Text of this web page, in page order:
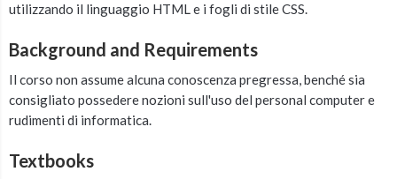
utilizzando il linguaggio HTML e i fogli di stile CSS.
Background and Requirements
Il corso non assume alcuna conoscenza pregressa, benché sia
consigliato possedere nozioni sull'uso del personal computer e
rudimenti di informatica.
Textbooks